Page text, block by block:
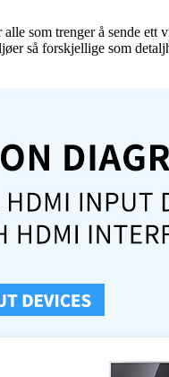
alle som trenger å sende
så forskjellige som